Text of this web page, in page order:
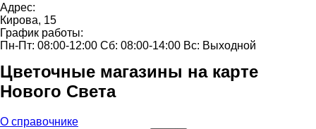
Адрес:
Кирова, 15
График работы:
Пн-Пт: 08:00-12:00 Сб: 08:00-14:00 Вс: Выходной
Цветочные магазины на карте
Нового Света
О справочнике